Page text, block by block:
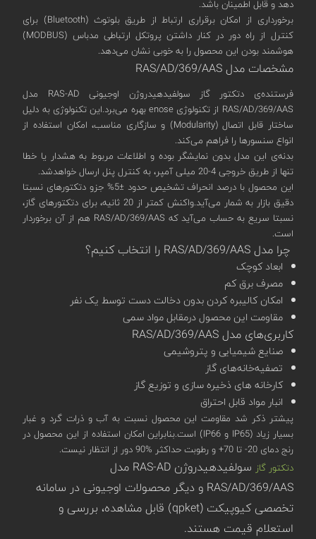
دهد و قابل اطمینان باشد.
برخورداری از امکان برقراری ارتباط از طریق بلوتوث (Bluetooth) برای
کنترل از راه دور در کنار داشتن پروتکل ارتباطی مدباس (MODBUS)
هوشمند بودن این محصول را به خوبی نشان می‌دهد.
مشخصات مدل RAS/AD/369/AAS
فرستنده‌ی دتکتور گاز سولفید‌هیدروژن اوجیونی RAS-AD مدل
RAS/AD/369/AAS از تکنولوژی enose بهره‌ می‌برد.این تکنولوژی به دلیل
ساختار قابل اتصال (Modularity) و سازگاری مناسب، امکان استفاده از
انواع سنسورها را فراهم می‌کند.
بدنه‌ی این مدل بدون نمایشگر بوده و اطلاعات مربوط به هشدار یا خطا
تنها از طریق خروجی 4-20 میلی آمپر‌، به کنترل پنل ارسال خواهدشد.
این محصول با درصد انحراف تشخیص حدود ±5% جزو دتکتورهای نسبتا
دقیق بازار به شمار می‌آید.واکنش کمتر از 20 ثانیه، برای دتکتورهای گاز،
نسبتا سریع به حساب می‌آید که RAS/AD/369/AAS هم از آن برخوردار
است.
چرا مدل RAS/AD/369/AAS را انتخاب کنیم؟
ابعاد کوچک
مصرف برق کم
امکان کالیبره کردن بدون دخالت دست توسط یک نفر
مقاومت این محصول درمقابل مواد سمی
کاربری‌های مدل RAS/AD/369/AAS
صنایع شیمیایی و پتروشیمی
تصفیه‌خانه‌های گاز
کارخانه های ذخیره سازی و توزیع گاز
انبار مواد قابل احتراق
پیشتر ذکر شد مقاومت این محصول نسبت به آب و ذرات گرد و غبار
بسیار زیاد (IP65 و IP66) است.بنابراین امکان استفاده از این محصول در
رنج دمای 20- تا 70+ و رطوبت حداکثر %90 دور از انتظار نیست.
دتکتور گاز
سولفید‌هیدروژن RAS-AD مدل
RAS/AD/369/AAS و دیگر محصولات اوجیونی در سامانه
تخصصی کیوپیکت (qpket) قابل مشاهده، بررسی و
استعلام قیمت هستند.